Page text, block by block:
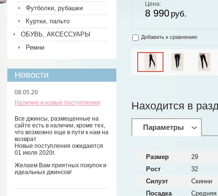
Цена:
8 990 руб.
Добавить к сравнению
Находится в
Параметры
Размер
29
Рост
32
Силуэт
Скинни
Посадка
Средняя
Футболки, рубашки
Куртки, пальто
ОБУВЬ, АКСЕССУАРЫ
Ремни
Новости
08.05.20
Наличие и новые поступления
Все джинсы, размещенные на
сайте есть в наличии, кроме тех,
что возможно еще в пути к нам на
возврат.
Новые поступления ожидаются
01 июля 2020г.
Желаем Вам приятных покупок и
идеальных джинсов!